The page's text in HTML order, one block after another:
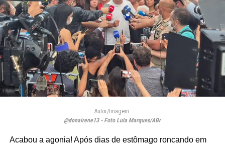
Autor/Imagem:
@donairene13 - Foto Lula Marques/ABr
Acabou a agonia! Após dias de estômago roncando em